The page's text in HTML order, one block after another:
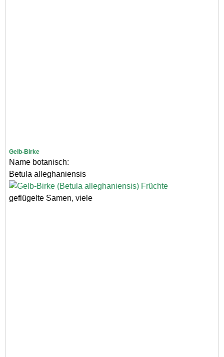
Gelb-Birke
Name botanisch:
Betula alleghaniensis
geflügelte Samen, viele